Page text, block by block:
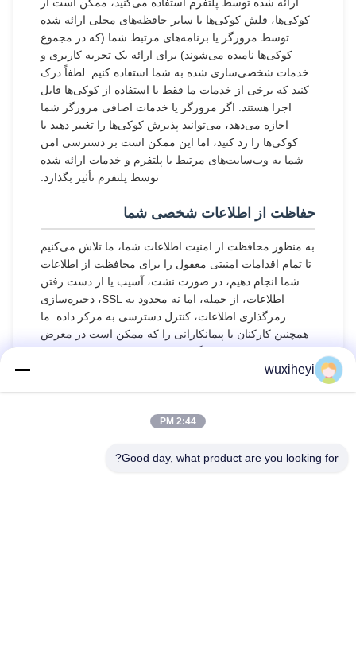
کوکی‌ها، فلش کوکی‌ها یا سایر حافظه‌های محلی ارائه شده
توسط مرورگر یا برنامه‌های مرتبط شما (که در مجموع
کوکی‌ها نامیده می‌شوند) برای ارائه یک تجربه کاربری و
خدمات شخصی‌سازی شده به شما استفاده کنیم. لطفاً درک
کنید که برخی از خدمات ما فقط با استفاده از کوکی‌ها قابل
اجرا هستند. اگر مرورگر یا خدمات اضافی مرورگر شما
اجازه می‌دهد، می‌توانید پذیرش کوکی‌ها را تغییر دهید یا
کوکی‌ها را رد کنید، اما این ممکن است بر دسترسی امن
شما به وب‌سایت‌های مرتبط با پلتفرم و خدمات ارائه شده
توسط پلتفرم تأثیر بگذارد.
حفاظت از اطلاعات شخصی شما
به منظور محافظت از امنیت اطلاعات شما، ما تلاش می‌کنیم
تا تمام اقدامات امنیتی معقول را برای محافظت از اطلاعات
شما انجام دهیم، در صورت نشت، آسیب یا از دست رفتن
اطلاعات، از جمله، اما نه محدود به SSL، ذخیره‌سازی
رمزگذاری اطلاعات، کنترل دسترسی به مرکز داده. ما
همچنین کارکنان یا پیمانکارانی را که ممکن است در معرض
اطلاعات شما قرار گیرند، به شدت مدیریت می‌کنیم، از
جمله، اما نه محدود به امضای توافق‌نامه‌های محرمانگی با
wuxiheyi
2:44 PM
Good day, what product are you looking for?